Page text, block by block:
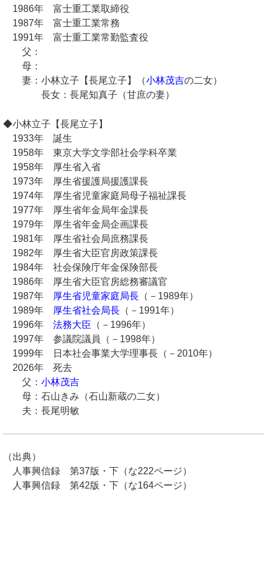
1986年 富士重工業取締役
1987年 富士重工業常務
1991年 富士重工業常勤監査役
父：
母：
妻：小林立子【長尾立子】（小林茂吉の二女）
長女：長尾知真子（甘庶の妻）
◆小林立子【長尾立子】
1933年 誕生
1958年 東京大学文学部社会学科卒業
1958年 厚生省入省
1973年 厚生省援護局援護課長
1974年 厚生省児童家庭局母子福祉課長
1977年 厚生省年金局年金課長
1979年 厚生省年金局企画課長
1981年 厚生省社会局庶務課長
1982年 厚生省大臣官房政策課長
1984年 社会保険庁年金保険部長
1986年 厚生省大臣官房総務審議官
1987年
厚生省児童家庭局長（－1989年）
1989年
厚生省社会局長（－1991年）
1996年 法務大臣 （－1996年）
1997年 参議院議員（－1998年）
1999年 日本社会事業大学理事長（－2010年）
2026年 死去
父： 小林茂吉
母：石山きみ（石山新蔵の二女）
夫：長尾明敏
（出典）
人事興信録 第37版・下（な222ページ）
人事興信録 第42版・下（な164ページ）